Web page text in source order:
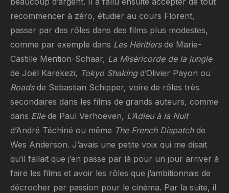
recommencer à zéro, étudier au cours Florent,
passer par des rôles dans des films plus modestes,
comme par exemple dans Les Héritiers de Marie-
Castille Mention-Schaar, La Miséricorde de la jungle
de Joël Karekezi, Tokyo Shaking d’Olivier Payon ou
Roads de Sebastian Schipper, voire de rôles très
secondaires dans les films de grands auteurs, comme
dans Elle de Paul Verhoeven, L’Adieu à la Nuit
d’André Téchiné ou même The French Dispatch de
Wes Anderson. J’avais une petite voix qui me disait
qu’il fallait que j’en passe par là pour un jour arriver à
faire les films et avoir les rôles que j’ambitionnais de
décrocher par passion pour le cinéma. Par la suite, il